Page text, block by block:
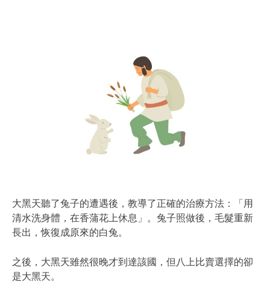
大黑天聽了兔子的遭遇後，教導了正確的治療方法：「用
清水洗身體，在香蒲花上休息」。兔子照做後，毛髮重新
長出，恢復成原來的白兔。
之後，大黑天雖然很晚才到達該國，但八上比賣選擇的卻
是大黑天。